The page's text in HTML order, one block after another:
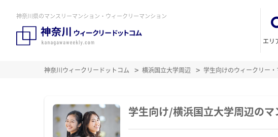
神奈川県のマンスリーマンション・ウィークリーマンション
エリ
神奈川ウィークリードットコム 横浜国立大学周辺 学生向けのウィークリー
学生向け/横浜国立大学周辺の